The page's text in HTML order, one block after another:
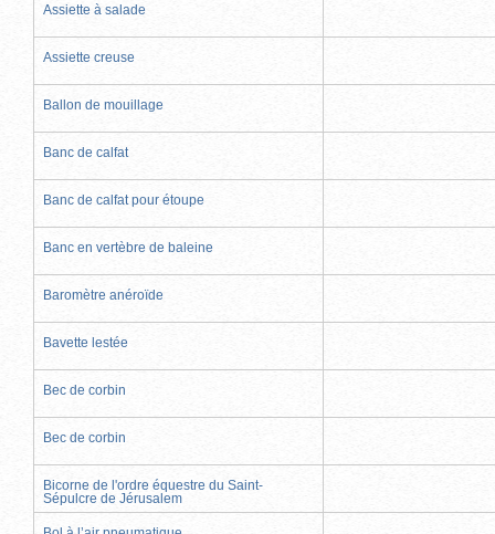
Assiette à salade
Assiette creuse
Ballon de mouillage
Banc de calfat
Banc de calfat pour étoupe
Banc en vertèbre de baleine
Baromètre anéroïde
Bavette lestée
Bec de corbin
Bec de corbin
Bicorne de l'ordre équestre du Saint-
Sépulcre de Jérusalem